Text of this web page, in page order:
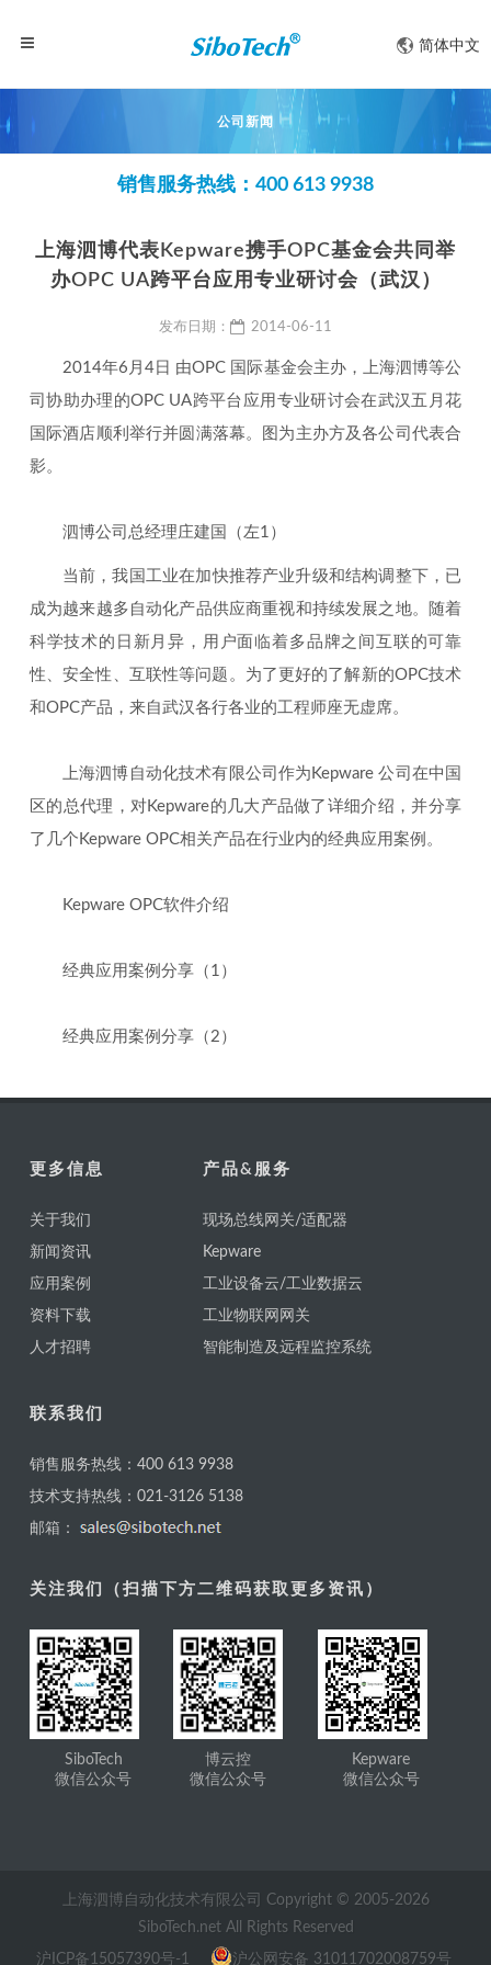
简体中文
公司新闻
销售服务热线：400 613 9938
上海泗博代表Kepware携手OPC基金会共同举
办OPC UA跨平台应用专业研讨会（武汉）
发布日期： 2014-06-11
2014年6月4日 由OPC 国际基金会主办，上海泗博等公
司协助办理的OPC UA跨平台应用专业研讨会在武汉五月花
国际酒店顺利举行并圆满落幕。图为主办方及各公司代表合
影。
泗博公司总经理庄建国（左1）
当前，我国工业在加快推荐产业升级和结构调整下，已
成为越来越多自动化产品供应商重视和持续发展之地。随着
科学技术的日新月异，用户面临着多品牌之间互联的可靠
性、安全性、互联性等问题。为了更好的了解新的OPC技术
和OPC产品，来自武汉各行各业的工程师座无虚席。
上海泗博自动化技术有限公司作为Kepware 公司在中国
区的总代理，对Kepware的几大产品做了详细介绍，并分享
了几个Kepware OPC相关产品在行业内的经典应用案例。
Kepware OPC软件介绍
经典应用案例分享（1）
经典应用案例分享（2）
更多信息
关于我们
新闻资讯
应用案例
资料下载
人才招聘
产品&服务
现场总线网关/适配器
Kepware
工业设备云/工业数据云
工业物联网网关
智能制造及远程监控系统
联系我们
销售服务热线：400 613 9938
技术支持热线：021-3126 5138
邮箱：
关注我们（扫描下方二维码获取更多资讯）
SiboTech
微信公众号
博云控
微信公众号
Kepware
微信公众号
上海泗博自动化技术有限公司 Copyright © 2005-2026
SiboTech.net All Rights Reserved
沪ICP备15057390号-1 沪公网安备 31011702008759号